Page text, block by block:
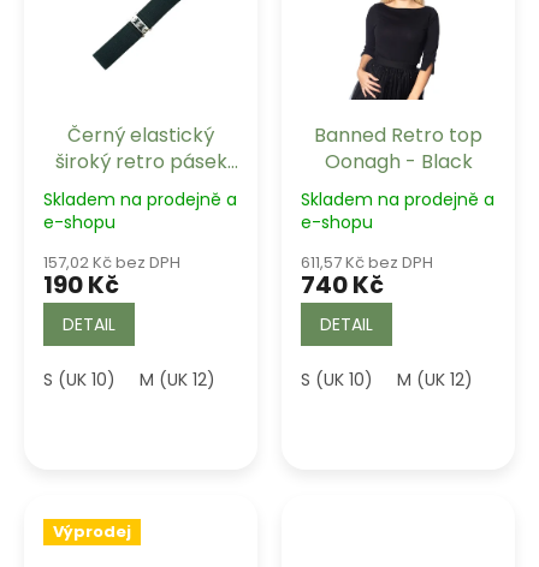
Černý elastický
široký retro pásek
Banned Retro
Skladem na prodejně a
e-shopu
157,02 Kč bez DPH
190 Kč
DETAIL
S (UK 10) M (UK 12) L (UK 14) XL-2XL 3XL-4XL
Banned Retro top
Oonagh - Black
Skladem na prodejně a
e-shopu
611,57 Kč bez DPH
740 Kč
DETAIL
S (UK 10) M (UK 12)
Výprodej